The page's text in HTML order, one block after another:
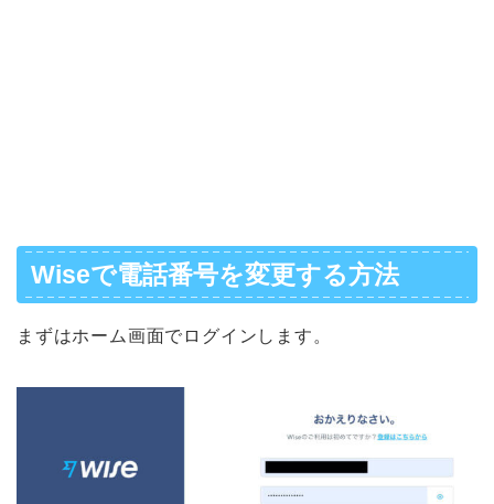
Wiseで電話番号を変更する方法
まずはホーム画面でログインします。